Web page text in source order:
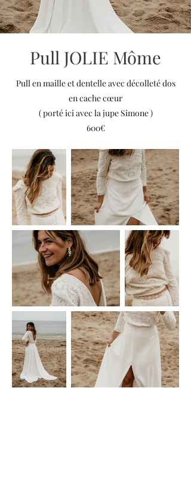
Pull JOLIE Môme
Pull en maille et dentelle avec décolleté dos
en cache cœur
( porté ici avec la jupe Simone )
600€